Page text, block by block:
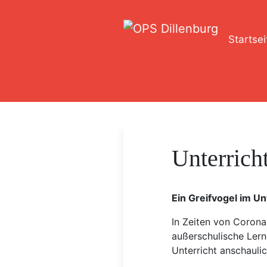
Ein Greifvogel im
In Zeiten von
außerschulische
Unterricht